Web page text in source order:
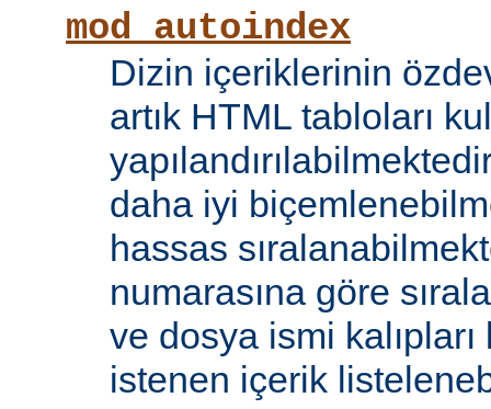
mod_autoindex
Dizin içeriklerinin
artık HTML tabloları
daha iyi
hassas
numarasına göre
ve dosya ismi
istenen içerik